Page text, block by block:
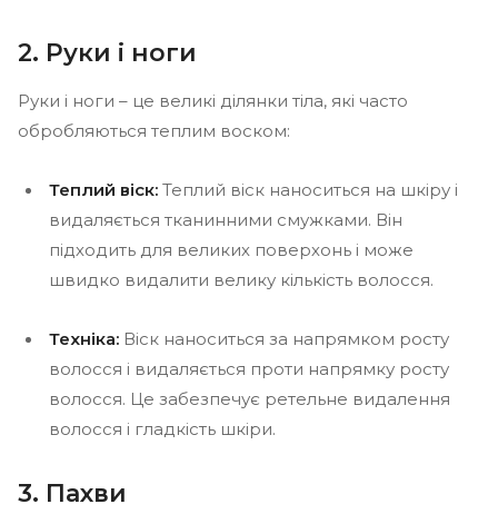
2. Руки і ноги
Руки і ноги – це великі ділянки тіла, які часто
обробляються теплим воском:
Теплий віск: Теплий віск наноситься на шкіру і
видаляється тканинними смужками. Він
підходить для великих поверхонь і може
швидко видалити велику кількість волосся.
Техніка: Віск наноситься за напрямком росту
волосся і видаляється проти напрямку росту
волосся. Це забезпечує ретельне видалення
волосся і гладкість шкіри.
3. Пахви